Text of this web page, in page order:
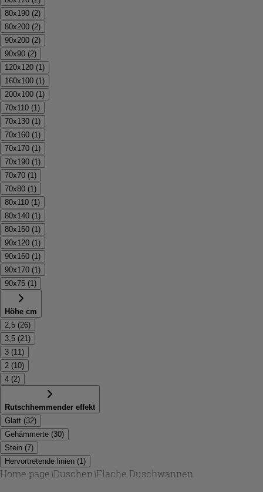
80x190 (2)
80x200 (2)
90x200 (2)
90x90 (2)
120x120 (1)
160x100 (1)
200x100 (1)
70x110 (1)
70x130 (1)
70x160 (1)
70x170 (1)
70x190 (1)
70x70 (1)
70x80 (1)
80x110 (1)
80x140 (1)
80x150 (1)
90x120 (1)
90x160 (1)
90x170 (1)
90x75 (1)
Höhe cm
2,5 (26)
3,5 (21)
3 (11)
2 (10)
4 (2)
Rutschhemmender effekt
Glatt (32)
Gehämmerte (30)
Stein (7)
Hervortretende linien (1)
Home page\Duschen \Flache Duschwannen